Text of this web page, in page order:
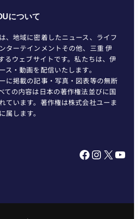
について
、地域に密着したニュース、ライフ
ターテインメントその他、三重 伊
るウェブサイトです。私たちは、伊
ス・動画を配信いたします。
に掲載の記事・写真・図表等の無断
ての内容は日本の著作権法並びに国
ています。著作権は株式会社ユーま
属します。
Facebook InstagramX YouTube